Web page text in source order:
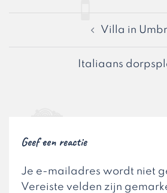
Villa in
Italiaans
Geef een reactie
Je e-mailadres wordt niet
Vereiste velden zijn